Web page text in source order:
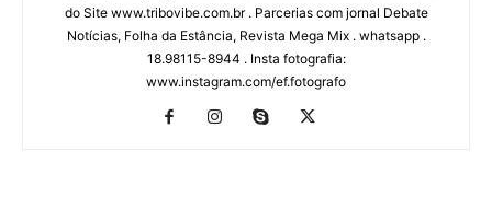
do Site www.tribovibe.com.br . Parcerias com jornal Debate
Notícias, Folha da Estância, Revista Mega Mix . whatsapp .
18.98115-8944 . Insta fotografia:
www.instagram.com/ef.fotografo